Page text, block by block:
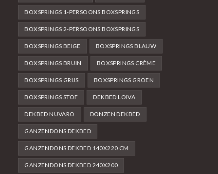
BOXSPRINGS 1-PERSOONS BOXSPRINGS
BOXSPRINGS 2-PERSOONS BOXSPRINGS
BOXSPRINGS BEIGE BOXSPRINGS BLAUW
BOXSPRINGS BRUIN BOXSPRINGS CRÈME
BOXSPRINGS GRIJS BOXSPRINGS GROEN
BOXSPRINGS STOF DEKBED LOIVA
DEKBED NUVARO DONZEN DEKBED
GANZENDONS DEKBED
GANZENDONS DEKBED 140X220 CM
GANZENDONS DEKBED 240X200